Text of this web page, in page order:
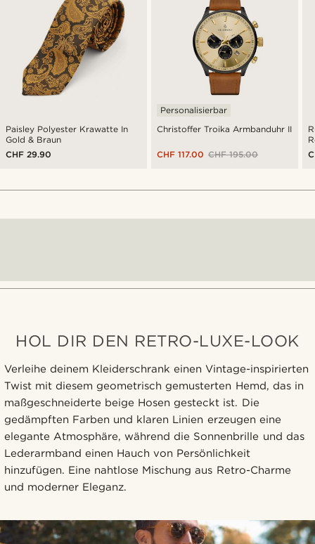
Paisley Polyester Krawatte In
Gold & Braun
CHF 29.90
Christoffer Troika Armbanduhr II
Personalisierbar
CHF 195.00
CHF 117.00
HOL DIR DEN RETRO-LUXE-LOOK
Verleihe deinem Kleiderschrank einen Vintage-inspirierten
Twist mit diesem geometrisch gemusterten Hemd, das in
maßgeschneiderte beige Hosen gesteckt ist. Die
gedämpften Farben und klaren Linien erzeugen eine
elegante Atmosphäre, während die Sonnenbrille und das
Lederarmband einen Hauch von Persönlichkeit
hinzufügen. Eine nahtlose Mischung aus Retro-Charme
und moderner Eleganz.